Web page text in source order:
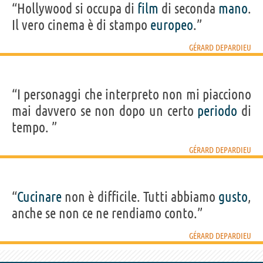
“Hollywood si occupa di film di seconda mano.
Il vero cinema è di stampo europeo.”
GÉRARD DEPARDIEU
“I personaggi che interpreto non mi piacciono
mai davvero se non dopo un certo periodo di
tempo. ”
GÉRARD DEPARDIEU
“Cucinare non è difficile. Tutti abbiamo gusto,
anche se non ce ne rendiamo conto.”
GÉRARD DEPARDIEU